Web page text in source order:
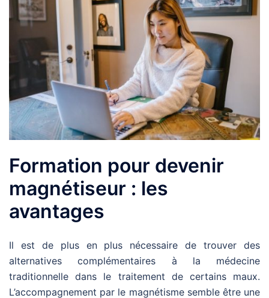
Formation pour devenir
magnétiseur : les
avantages
Il est de plus en plus nécessaire de trouver des
alternatives complémentaires à la médecine
traditionnelle dans le traitement de certains maux.
L’accompagnement par le magnétisme semble être une